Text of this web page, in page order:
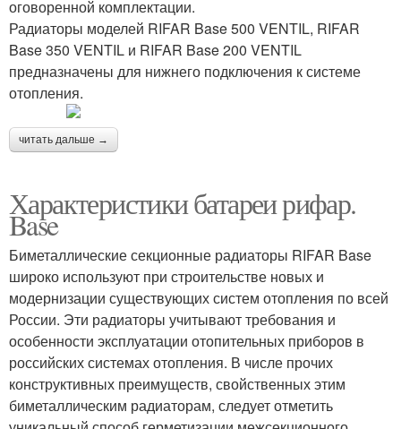
оговоренной комплектации.
Радиаторы моделей RIFAR Base 500 VENTIL, RIFAR
Base 350 VENTIL и RIFAR Base 200 VENTIL
предназначены для нижнего подключения к системе
отопления.
читать дальше →
Характеристики батареи рифар.
Base
Биметаллические секционные радиаторы RIFAR Base
широко используют при строительстве новых и
модернизации существующих систем отопления по всей
России. Эти радиаторы учитывают требования и
особенности эксплуатации отопительных приборов в
российских системах отопления. В числе прочих
конструктивных преимуществ, свойственных этим
биметаллическим радиаторам, следует отметить